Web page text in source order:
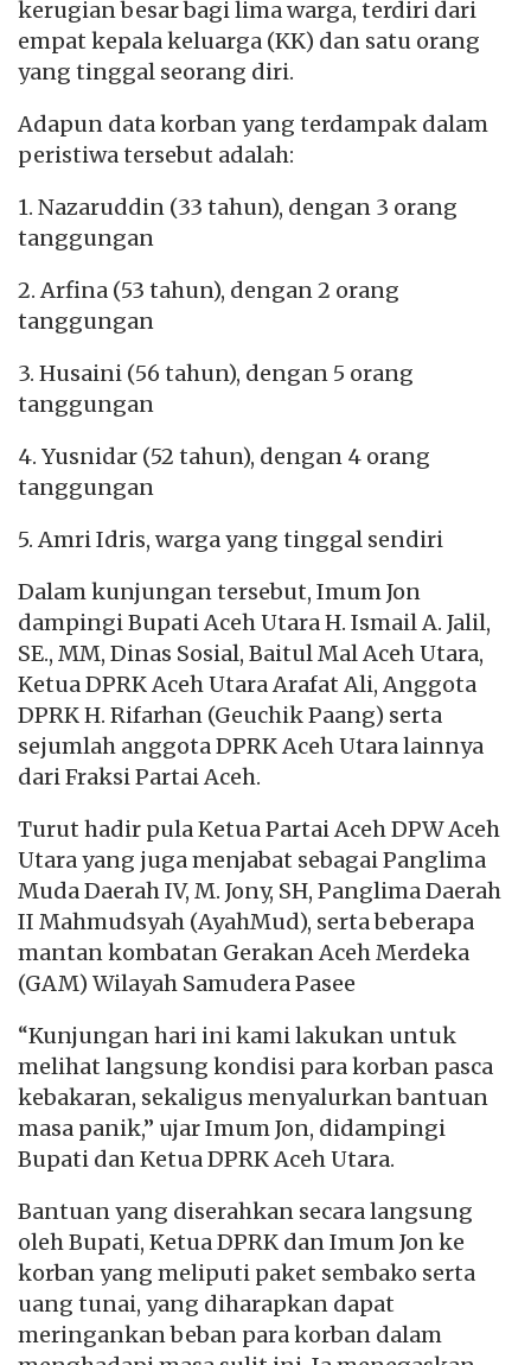
kerugian besar bagi lima warga, terdiri dari
empat kepala keluarga (KK) dan satu orang
yang tinggal seorang diri.
Adapun data korban yang terdampak dalam
peristiwa tersebut adalah:
1. Nazaruddin (33 tahun), dengan 3 orang
tanggungan
2. Arfina (53 tahun), dengan 2 orang
tanggungan
3. Husaini (56 tahun), dengan 5 orang
tanggungan
4. Yusnidar (52 tahun), dengan 4 orang
tanggungan
5. Amri Idris, warga yang tinggal sendiri
Dalam kunjungan tersebut, Imum Jon
dampingi Bupati Aceh Utara H. Ismail A. Jalil,
SE., MM, Dinas Sosial, Baitul Mal Aceh Utara,
Ketua DPRK Aceh Utara Arafat Ali, Anggota
DPRK H. Rifarhan (Geuchik Paang) serta
sejumlah anggota DPRK Aceh Utara lainnya
dari Fraksi Partai Aceh.
Turut hadir pula Ketua Partai Aceh DPW Aceh
Utara yang juga menjabat sebagai Panglima
Muda Daerah IV, M. Jony, SH, Panglima Daerah
II Mahmudsyah (AyahMud), serta beberapa
mantan kombatan Gerakan Aceh Merdeka
(GAM) Wilayah Samudera Pasee
“Kunjungan hari ini kami lakukan untuk
melihat langsung kondisi para korban pasca
kebakaran, sekaligus menyalurkan bantuan
masa panik,” ujar Imum Jon, didampingi
Bupati dan Ketua DPRK Aceh Utara.
Bantuan yang diserahkan secara langsung
oleh Bupati, Ketua DPRK dan Imum Jon ke
korban yang meliputi paket sembako serta
uang tunai, yang diharapkan dapat
meringankan beban para korban dalam